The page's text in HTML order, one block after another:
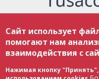
соответствии с
международными
материалов возможно только с
или частичного
ОБЯЗАТЕЛЬНА АКТИВНАЯ
текст. Фотоизображения,
ее исключительной
Сайт использует
помогают нам
взаимодействия с
Нажимая кнопку